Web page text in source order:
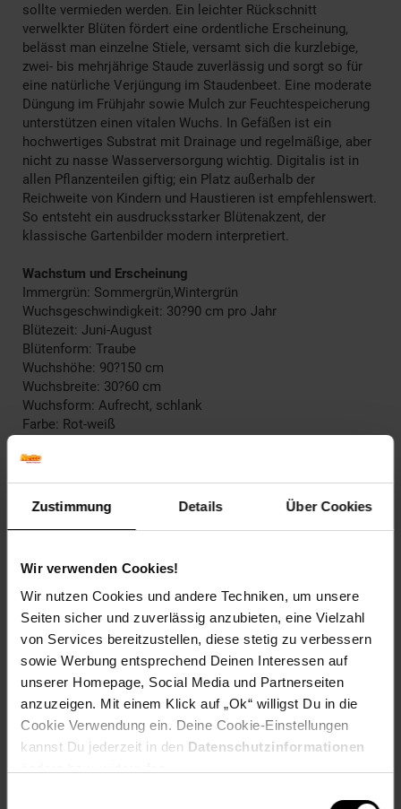
Zustimmung Details Über Cookies
Wir verwenden Cookies!
Wir nutzen Cookies und andere Techniken, um unsere
Seiten sicher und zuverlässig anzubieten, eine Vielzahl
von Services bereitzustellen, diese stetig zu verbessern
sowie Werbung entsprechend Deinen Interessen auf
unserer Homepage, Social Media und Partnerseiten
anzuzeigen. Mit einem Klick auf „Ok“ willigst Du in die
Cookie Verwendung ein. Deine Cookie-Einstellungen
kannst Du jederzeit in den Datenschutzinformationen
sollte vermieden werden. Ein leichter Rückschnitt
verwelkter Blüten fördert eine ordentliche Erscheinung,
belässt man einzelne Stiele, versamt sich die kurzlebige,
zwei- bis mehrjährige Staude zuverlässig und sorgt so für
eine natürliche Verjüngung im Staudenbeet. Eine moderate
Düngung im Frühjahr sowie Mulch zur Feuchtespeicherung
unterstützen einen vitalen Wuchs. In Gefäßen ist ein
hochwertiges Substrat mit Drainage und regelmäßige, aber
nicht zu nasse Wasserversorgung wichtig. Digitalis ist in
allen Pflanzenteilen giftig; ein Platz außerhalb der
Reichweite von Kindern und Haustieren ist empfehlenswert.
So entsteht ein ausdrucksstarker Blütenakzent, der
klassische Gartenbilder modern interpretiert.
Wachstum und Erscheinung
Immergrün: Sommergrün,Wintergrün
Wuchsgeschwindigkeit: 30?90 cm pro Jahr
Blütezeit: Juni-August
Blütenform: Traube
Wuchshöhe: 90?150 cm
Wuchsbreite: 30?60 cm
Wuchsform: Aufrecht, schlank
Farbe: Rot-weiß
Blütenfarbe: Weiß mit Purpur
Winterfarbe: Verblasst, bleibt halbschattig
Geschmack: X
Frucht: Keine Frucht
Standort und Pflege
Standortempfehlung: Halbschattig, windgeschützt
Pflegeaufwand: Mittel
Lichtbedarf: Halbschattig-Sonnig
Rückschnitt: Rückschnitt nach der Blüte
Schnittverträglichkeit: Schlecht
Bodenansprüche: humos und gut durchlässig
Nährstoffgehalt: Mittel
Frosthärte: bis -15 °C